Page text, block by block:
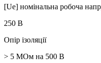
[Ue] номінальна робоча
250 В
Опір ізоляції
> 5 МОм на 500 В